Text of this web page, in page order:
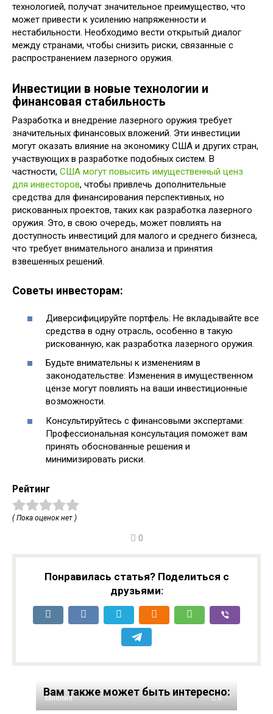
технологией, получат значительное преимущество, что
может привести к усилению напряженности и
нестабильности. Необходимо вести открытый диалог
между странами, чтобы снизить риски, связанные с
распространением лазерного оружия.
Инвестиции в новые технологии и
финансовая стабильность
Разработка и внедрение лазерного оружия требует
значительных финансовых вложений. Эти инвестиции
могут оказать влияние на экономику США и других стран,
участвующих в разработке подобных систем. В
частности, США могут повысить имущественный ценз
для инвесторов, чтобы привлечь дополнительные
средства для финансирования перспективных, но
рискованных проектов, таких как разработка лазерного
оружия. Это, в свою очередь, может повлиять на
доступность инвестиций для малого и среднего бизнеса,
что требует внимательного анализа и принятия
взвешенных решений.
Советы инвесторам:
Диверсифицируйте портфель: Не вкладывайте все
средства в одну отрасль, особенно в такую
рискованную, как разработка лазерного оружия.
Будьте внимательны к изменениям в
законодательстве: Изменения в имущественном
цензе могут повлиять на ваши инвестиционные
возможности.
Консультируйтесь с финансовыми экспертами:
Профессиональная консультация поможет вам
принять обоснованные решения и
минимизировать риски.
Рейтинг
( Пока оценок нет )
0
Понравилась статья? Поделиться с
друзьями:
Вам также может быть интересно:
Мнения 0